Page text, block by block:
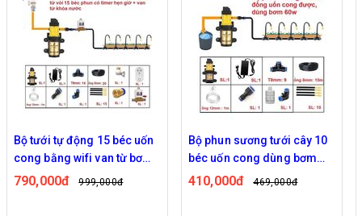
Bộ phun sương tưới cây 10
béc uốn cong dùng bơm
60w
410,000đ 469,000đ
Bộ phun sương tưới cây 15
béc uốn cong dùng bơm
60w
470,000đ 559,000đ